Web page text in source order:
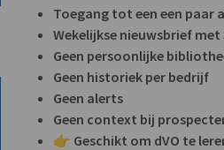
Toegang tot een een paar
Wekelijkse nieuwsbrief
Geen persoonlijke
Geen historiek per bedrijf
Geen alerts
Geen context bij
👉 Geschikt om dVO te